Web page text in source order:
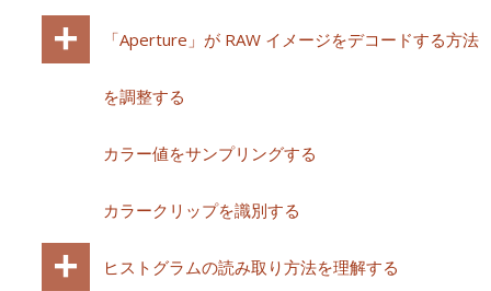
「Aperture」が RAW イメージをデコードする方法
を調整する
カラー値をサンプリングする
カラークリップを識別する
ヒストグラムの読み取り方法を理解する